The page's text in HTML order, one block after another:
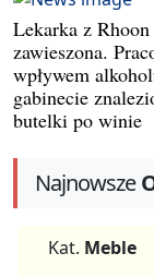
Lekarka z Rhoon
zawieszona.
wpływem
gabinecie
butelki po winie
Najnowsze
Kat. Meble